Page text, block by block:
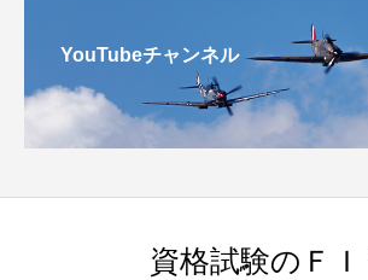
YouTubeチャンネル
資格試験のＦＩ